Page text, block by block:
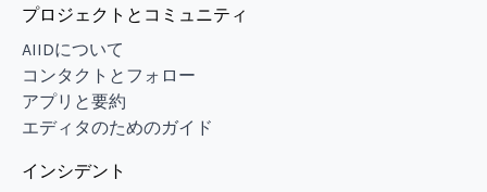
プロジェクトとコミュニティ
AIIDについて
コンタクトとフォロー
アプリと要約
エディタのためのガイド
インシデント